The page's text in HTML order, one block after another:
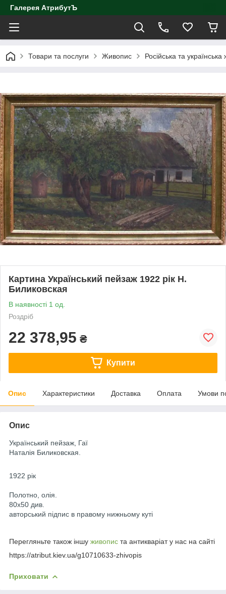
Галерея АтрибутЪ
Товари та послуги Живопис Російська та
Картина Український пейзаж 1922 рік Н.
Биликовская
В наявності 1 од.
Роздріб
22 378,95 ₴
Купити
Опис Характеристики Доставка Оплата Умови
Опис
Український пейзаж, Гаї
Наталія Биликовская.
1922 рік
Полотно, олія.
80х50 див.
авторський підпис в правому нижньому куті
Перегляньте також іншу живопис та антикваріат у нас на сайті
https://atribut.kiev.ua/g10710633-zhivopis
Приховати